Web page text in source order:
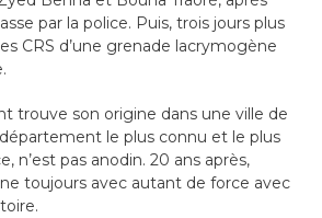
par la police. Puis, trois jours plus
CRS d’une grenade lacrymogène
trouve son origine dans une ville de
le plus connu et le plus
n’est pas anodin. 20 ans après,
toujours avec autant de force avec